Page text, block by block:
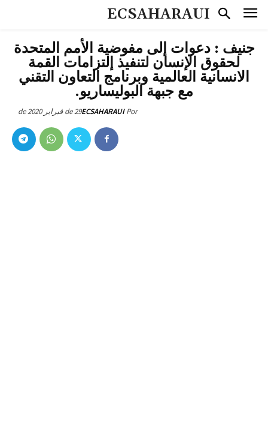
ECSAHARAUI
جنيف : دعوات إلى مفوضية الأمم المتحدة
لحقوق الإنسان لتنفيذ إلتزامات القمة
الانسانية العالمية وبرنامج التعاون التقني
مع جبهة البوليساريو.
Por
ECSAHARAUI29 de فبراير de 2020